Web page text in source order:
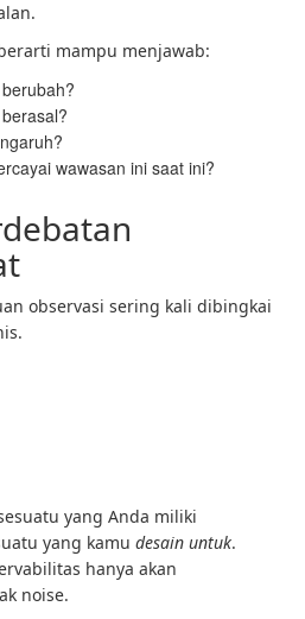
mampu menjawab:
wawasan ini saat ini?
observasi sering kali dibingkai
yang Anda miliki
yang kamu desain untuk.
hanya akan
noise.